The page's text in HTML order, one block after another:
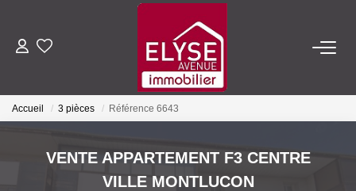
ACHETER
ESTIMER
Accueil 3 pièces Référence 6643
VENTE APPARTEMENT F3 CENTRE
VILLE MONTLUCON